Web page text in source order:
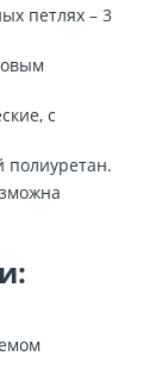
петлях – 3
с
полиуретан.